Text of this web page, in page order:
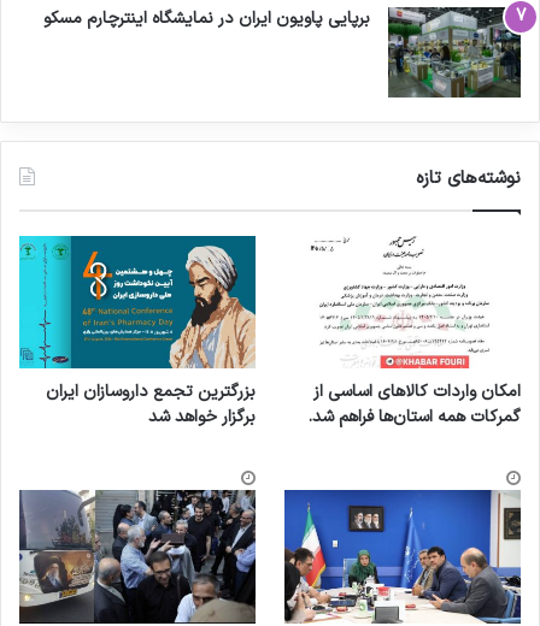
برپایی پاویون ایران در نمایشگاه اینترچارم مسکو
نوشته‌های تازه
امکان واردات کالاهای اساسی از
گمرکات همه استان‌ها فراهم شد.
بزرگترین تجمع داروسازان ایران
برگزار خواهد شد